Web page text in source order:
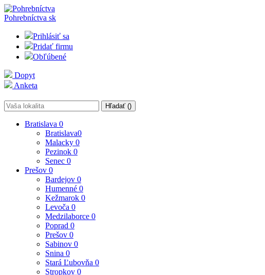
Pohrebníctva sk
Prihlásiť sa
Pridať firmu
Obľúbené
Dopyt
Anketa
Hľadať ()
Bratislava 0
Bratislava0
Malacky 0
Pezinok 0
Senec 0
Prešov 0
Bardejov 0
Humenné 0
Kežmarok 0
Levoča 0
Medzilaborce 0
Poprad 0
Prešov 0
Sabinov 0
Snina 0
Stará Ľubovňa 0
Stropkov 0